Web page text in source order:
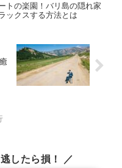
トの楽園！バリ島の隠れ家
ックスする方法とは
したら損！ ／